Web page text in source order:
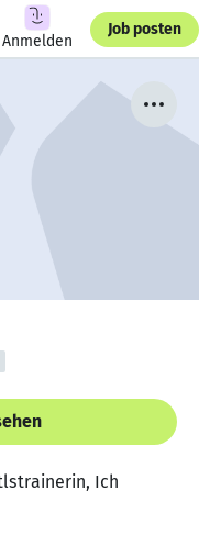
Anmelden
Job posten
Ich